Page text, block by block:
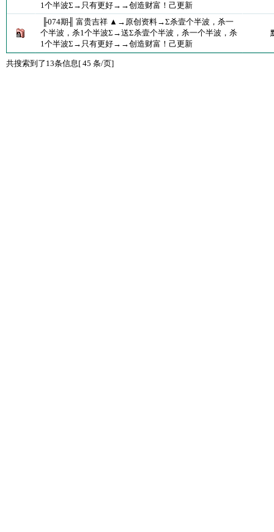
1个半波Σ→只有更好→→创造财富！己更新
╟074期╢ 富贵吉祥 ▲→原创资料→Σ杀壹个半波，杀一
个半波，杀1个半波Σ→送Σ杀壹个半波，杀一个半波，杀
1个半波Σ→只有更好→→创造财富！己更新
共搜索到了13条信息[ 45 条/页]